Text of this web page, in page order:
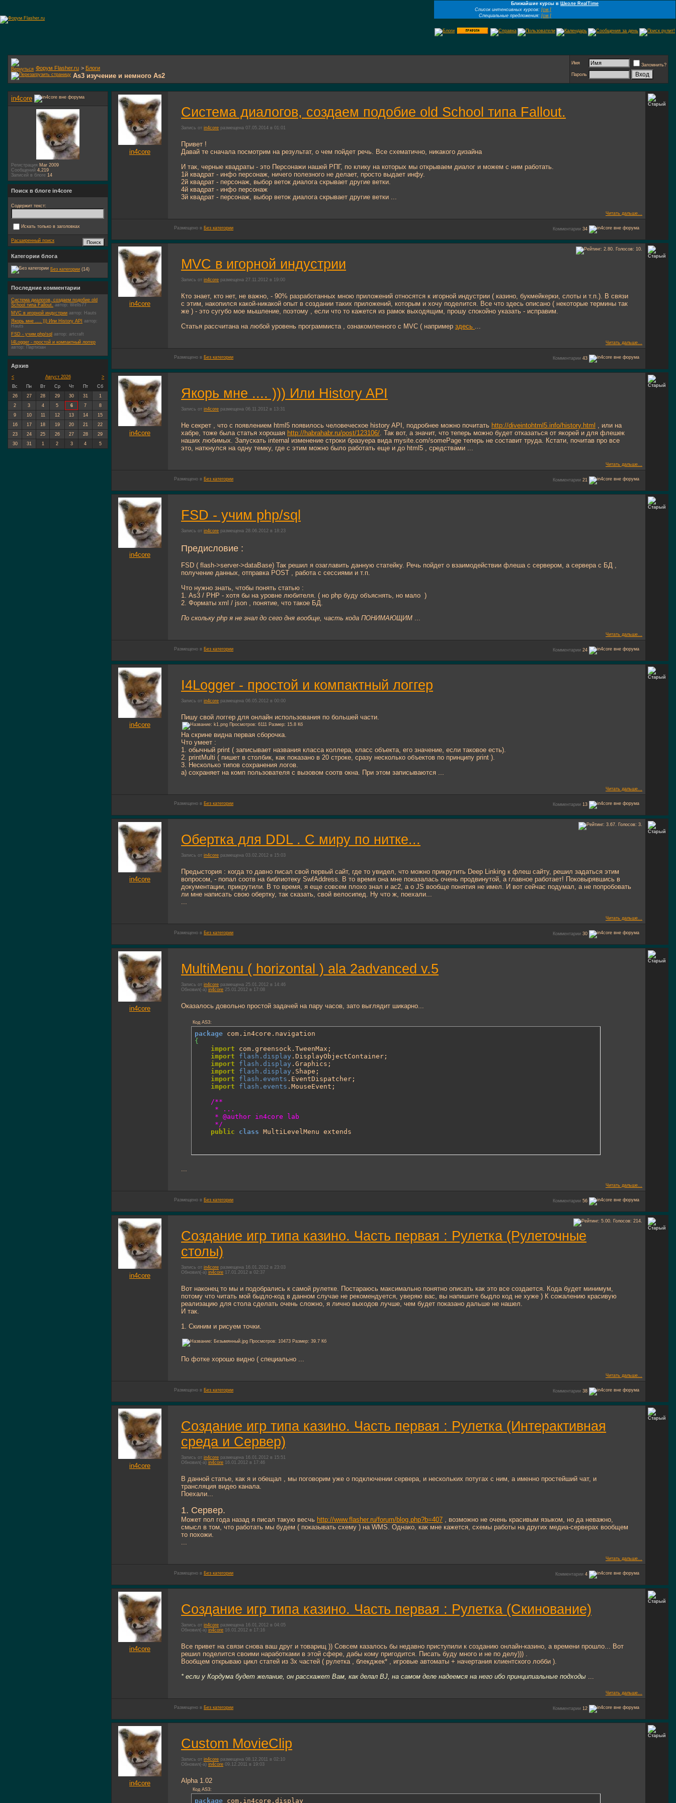
Ближайшие курсы в Школе RealTime
Список интенсивных курсов: [см.]
Специальные предложения: [см.]
Форум Flasher.ru > Блоги
As3 изучение и немного As2
Имя
Запомнить?
Пароль
in4core
Система диалогов, создаем подобие old School типа Fallout.
Запись от in4core размещена 07.05.2014 в 01:01
Привет !
Давай те сначала посмотрим на результат, о чем пойдет речь. Все схематично, никакого дизайна
И так, черные квадраты - это Персонажи нашей РПГ, по клику на которых мы открываем диалог и можем с ним работать.
1й квадрат - инфо персонаж, ничего полезного не делает, просто выдает инфу.
2й квадрат - персонаж, выбор веток диалога скрывает другие ветки.
4й квадрат - инфо персонаж
3й квадрат - персонаж, выбор веток диалога скрывает другие ветки ...
Читать дальше...
Размещено в Без категории Комментарии 34
in4core
MVC в игорной индустрии
Запись от in4core размещена 27.11.2012 в 19:00
Кто знает, кто нет, не важно, - 90% разработанных мною приложений относятся к игорной индустрии ( казино, букмейкерки, слоты и т.п.). В связи
с этим, накопился какой-никакой опыт в создании таких приложений, которым и хочу поделится. Все что здесь описано ( некоторые термины так
же ) - это сугубо мое мышление, поэтому , если что то кажется из рамок выходящим, прошу спокойно указать - исправим.
Статья рассчитана на любой уровень программиста , ознакомленного с MVC ( например здесь ...
Читать дальше...
Размещено в Без категории Комментарии 43
in4core
Якорь мне .... ))) Или History API
Запись от in4core размещена 06.11.2012 в 13:31
Не секрет , что с появлением html5 появилось человеческое history API, подробнее можно почитать http://diveintohtml5.info/history.html , или на
хабре, тоже была статья хорошая http://habrahabr.ru/post/123106/. Так вот, а значит, что теперь можно будет отказаться от якорей и для флешек
наших любимых. Запускать internal изменение строки бразуера вида mysite.com/somePage теперь не составит труда. Кстати, почитав про все
это, наткнулся на одну темку, где с этим можно было работать еще и до html5 , средствами ...
Читать дальше...
Размещено в Без категории Комментарии 21
in4core
FSD - учим php/sql
Запись от in4core размещена 28.06.2012 в 18:23
Предисловие :
FSD ( flash->server->dataBase) Так решил я озаглавить данную статейку. Речь пойдет о взаимодействии флеша с сервером, а сервера с БД ,
получение данных, отправка POST , работа с сессиями и т.п.
Что нужно знать, чтобы понять статью :
1. As3 / PHP - хотя бы на уровне любителя. ( но php буду объяснять, но мало )
2. Форматы xml / json , понятие, что такое БД.
По скольку php я не знал до сего дня вообще, часть кода ПОНИМАЮЩИМ ...
Читать дальше...
Размещено в Без категории Комментарии 24
in4core
I4Logger - простой и компактный логгер
Запись от in4core размещена 06.05.2012 в 00:00
Пишу свой логгер для онлайн использования по большей части.
На скрине видна первая сборочка.
Что умеет :
1. обычный print ( записывает названия класса коллера, класс объекта, его значение, если таковое есть).
2. printMulti ( пишет в столбик, как показано в 20 строке, сразу несколько объектов по принципу print ).
3. Несколько типов сохранения логов.
а) сохраняет на комп пользователя с вызовом соотв окна. При этом записываются ...
Читать дальше...
Размещено в Без категории Комментарии 13
in4core
Обертка для DDL . С миру по нитке...
Запись от in4core размещена 03.02.2012 в 15:03
Предыстория : когда то давно писал свой первый сайт, где то увидел, что можно прикрутить Deep Linking к флеш сайту, решил задаться этим
вопросом, - попал соотв на библиотеку SwfAddress. В то время она мне показалась очень продвинутой, а главное работает! Поковырявшись в
документации, прикрутили. В то время, я еще совсем плохо знал и ас2, а о JS вообще понятия не имел. И вот сейчас подумал, а не попробовать
ли мне написать свою обертку, так сказать, свой велосипед. Ну что ж, поехали...
...
Читать дальше...
Размещено в Без категории Комментарии 30
in4core
MultiMenu ( horizontal ) ala 2advanced v.5
Запись от in4core размещена 25.01.2012 в 14:46
Обновил(-а) in4core 25.01.2012 в 17:08
Оказалось довольно простой задачей на пару часов, зато выглядит шикарно...
Код AS3:
package
{
import com.greensock.TweenMax;
import
flash.display .DisplayObjectContainer;
import
flash.display .Graphics;
import
flash.display .Shape;
import
flash.events .EventDispatcher;
import
flash.events .MouseEvent;
/**
	 */
public
class MultiLevelMenu extends
...
Читать дальше...
Размещено в Без категории Комментарии 56
in4core
Создание игр типа казино. Часть первая : Рулетка (Рулеточные
столы)
Запись от in4core размещена 16.01.2012 в 23:03
Обновил(-а) in4core 17.01.2012 в 02:37
Вот наконец то мы и подобрались к самой рулетке. Постараюсь максимально понятно описать как это все создается. Кода будет минимум,
потому что читать мой быдло-код в данном случае не рекомендуется, уверяю вас, вы напишите быдло код не хуже ) К сожалению красивую
реализацию для стола сделать очень сложно, я лично выходов лучше, чем будет показано дальше не нашел.
И так.
1. Скиним и рисуем точки.
По фотке хорошо видно ( специально ...
Читать дальше...
Размещено в Без категории Комментарии 38
in4core
Создание игр типа казино. Часть первая : Рулетка (Интерактивная
среда и Сервер)
Запись от in4core размещена 16.01.2012 в 15:51
Обновил(-а) in4core 16.01.2012 в 17:46
В данной статье, как я и обещал , мы поговорим уже о подключении сервера, и нескольких потугах с ним, а именно простейший чат, и
трансляция видео канала.
Поехали...
1. Сервер.
Может пол года назад я писал такую весчь http://www.flasher.ru/forum/blog.php?b=407 , возможно не очень красивым языком, но да неважно,
смысл в том, что работать мы будем ( показывать схему ) на WMS. Однако, как мне кажется, схемы работы на других медиа-серверах вообщем
то похожи.
...
Читать дальше...
Размещено в Без категории Комментарии 4
in4core
Создание игр типа казино. Часть первая : Рулетка (Скинование)
Запись от in4core размещена 16.01.2012 в 04:05
Обновил(-а) in4core 16.01.2012 в 17:16
Все привет на связи снова ваш друг и товарищ )) Совсем казалось бы недавно приступили к созданию онлайн-казино, а времени прошло... Вот
решил поделится своими наработками в этой сфере, дабы кому пригодится. Писать буду много и не по делу))) .
Вообщем открываю цикл статей из 3х частей ( рулетка , блекджек* , игровые автоматы + начертания клиентского лобби ).
* если у Кордума будет желание, он расскажет Вам, как делал BJ, на самом деле надеемся на него ибо принципиальные подходы ...
Читать дальше...
Размещено в Без категории Комментарии 12
in4core
Custom MovieClip
Запись от in4core размещена 08.12.2011 в 02:10
Обновил(-а) in4core 09.12.2011 в 19:03
Alpha 1.02
Код AS3:
package
in4core
Регистрация Mar 2009
Сообщений 4,219
Записей в блоге 14
Поиск в блоге in4core
Содержит текст:
Искать только в заголовках
Расширенный поиск
Категории блога
Без категории (14)
Последние комментарии
Система диалогов, создаем подобие old
School типа Fallout. автор: Wells77
MVC в игорной индустрии автор: Hauts
Якорь мне .... ))) Или History API автор:
Hauts
FSD - учим php/sql автор: artcraft
I4Logger - простой и компактный логгер
автор: Партизан
Архив
< >
Август 2026
Вс
Пн Вт Ср Чт Пт
Сб
26
27 28 29 30 31
1
2
3 4 5 6 7
8
9
10 11 12 13 14
15
16
17 18 19 20 21
22
23
24 25 26 27 28
29
30
31 1 2 3 4 5